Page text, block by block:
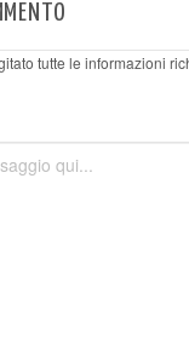
tutte le informazioni